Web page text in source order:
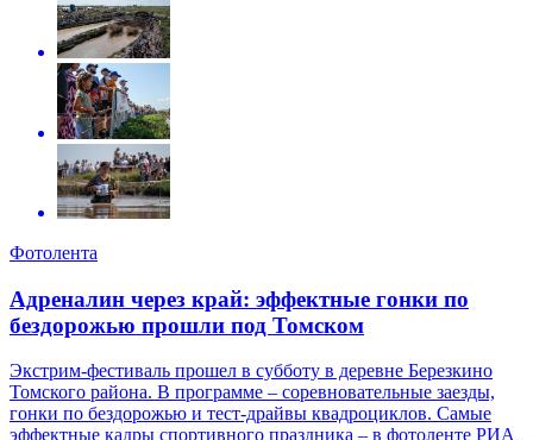
Фотолента
Адреналин через край: эффектные гонки по
бездорожью прошли под Томском
Экстрим-фестиваль прошел в субботу в деревне Березкино
Томского района. В программе – соревновательные заезды,
гонки по бездорожью и тест-драйвы квадроциклов. Самые
эффектные кадры спортивного праздника – в фотоленте РИА